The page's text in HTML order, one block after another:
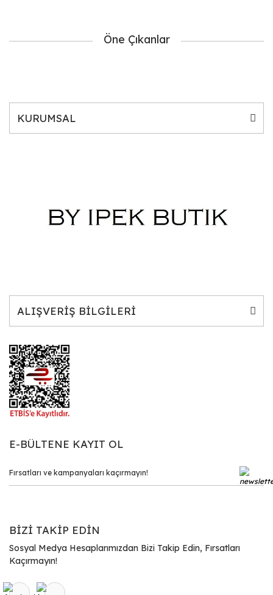
Öne Çıkanlar
KURUMSAL
ALIŞVERİŞ BİLGİLERİ
E-BÜLTENE KAYIT OL
BİZİ TAKİP EDİN
Sosyal Medya Hesaplarımızdan Bizi Takip Edin, Fırsatları
Kaçırmayın!